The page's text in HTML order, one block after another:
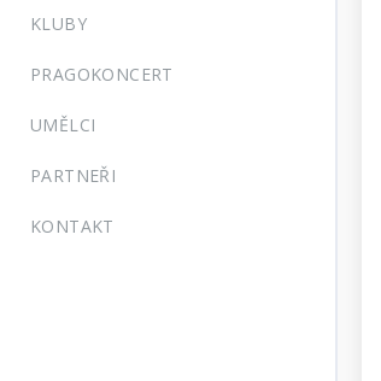
KLUBY
PRAGOKONCERT
UMĚLCI
PARTNEŘI
KONTAKT